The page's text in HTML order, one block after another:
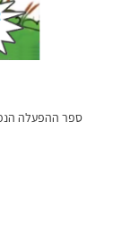
ספר ההפעלה